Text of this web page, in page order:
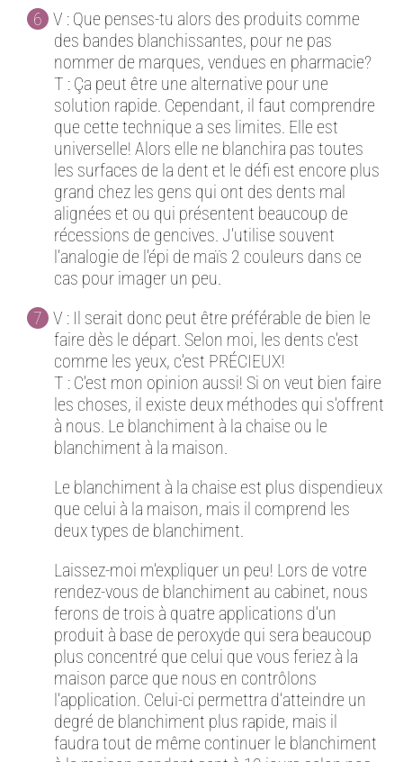
V : Que penses-tu alors des produits comme
des bandes blanchissantes, pour ne pas
nommer de marques, vendues en pharmacie?
T : Ça peut être une alternative pour une
solution rapide. Cependant, il faut comprendre
que cette technique a ses limites. Elle est
universelle! Alors elle ne blanchira pas toutes
les surfaces de la dent et le défi est encore plus
grand chez les gens qui ont des dents mal
alignées et ou qui présentent beaucoup de
récessions de gencives. J’utilise souvent
l’analogie de l’épi de maïs 2 couleurs dans ce
cas pour imager un peu.
V : Il serait donc peut être préférable de bien le
faire dès le départ. Selon moi, les dents c’est
comme les yeux, c’est PRÉCIEUX!
T : C’est mon opinion aussi! Si on veut bien faire
les choses, il existe deux méthodes qui s’offrent
à nous. Le blanchiment à la chaise ou le
blanchiment à la maison.
Le blanchiment à la chaise est plus dispendieux
que celui à la maison, mais il comprend les
deux types de blanchiment.
Laissez-moi m’expliquer un peu! Lors de votre
rendez-vous de blanchiment au cabinet, nous
ferons de trois à quatre applications d’un
produit à base de peroxyde qui sera beaucoup
plus concentré que celui que vous feriez à la
maison parce que nous en contrôlons
l’application. Celui-ci permettra d’atteindre un
degré de blanchiment plus rapide, mais il
faudra tout de même continuer le blanchiment